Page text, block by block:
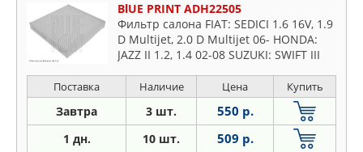
BlUE PRINT ADH22505
Фильтр салона FIAT: SEDICI 1.6 16V, 1.9
D Multijet, 2.0 D Multijet 06- HONDA:
JAZZ II 1.2, 1.4 02-08 SUZUKI: SWIFT III
Поставка Наличие Цена Купить
Завтра 3 шт. 550 р.
1 дн. 10 шт. 509 р.